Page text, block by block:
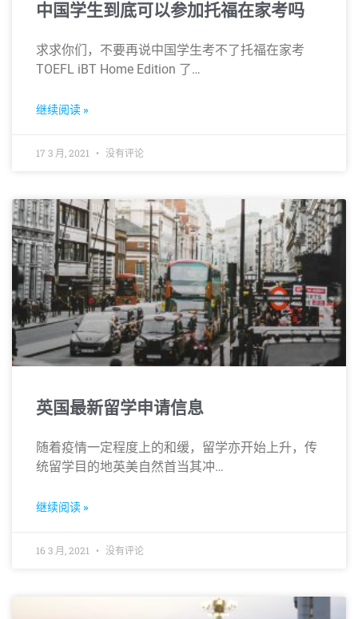
中国学生到底可以参加托福在家考吗
求求你们，不要再说中国学生考不了托福在家考
TOEFL iBT Home Edition 了…
继续阅读 »
17 3 月, 2021 没有评论
英国最新留学申请信息
随着疫情一定程度上的和缓，留学亦开始上升，传
统留学目的地英美自然首当其冲…
继续阅读 »
16 3 月, 2021 没有评论